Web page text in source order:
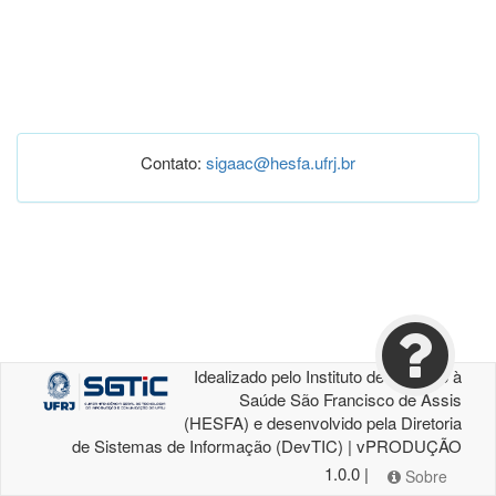
Contato: sigaac@hesfa.ufrj.br
Idealizado pelo Instituto de Atenção à
Saúde São Francisco de Assis
(HESFA) e desenvolvido pela Diretoria
de Sistemas de Informação (DevTIC) | vPRODUÇÃO
1.0.0 |
Sobre